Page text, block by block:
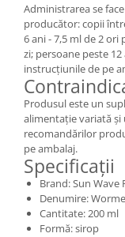
Administrarea se
producător: copii
6 ani - 7,5 ml de 2 ori
zi; persoane peste
instrucțiunile de pe
Produsul este un
alimentație variată
recomandărilor
pe ambalaj.
Specificații
Brand: Sun Wave
Denumire:
Cantitate: 200 ml
Formă: sirop